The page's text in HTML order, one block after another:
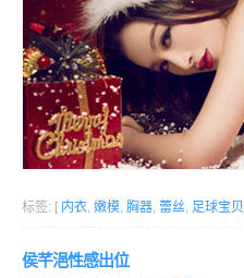
标签: [ 内衣, 嫩模, 胸器, 蕾丝, 足球宝贝
侯芊浥性感出位